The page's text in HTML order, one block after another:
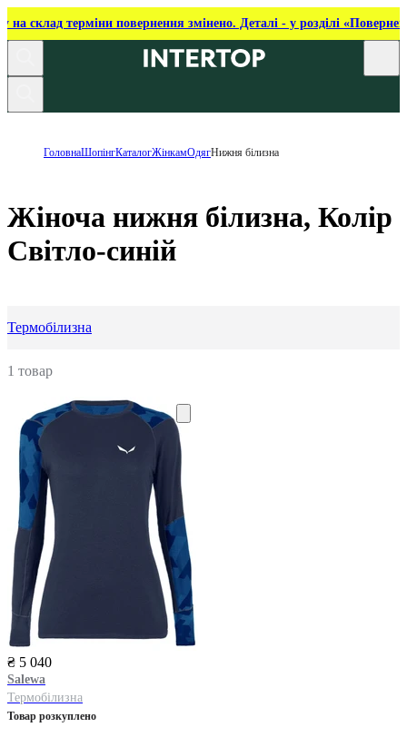
на склад терміни повернення змінено. Деталі - у розділі
ГоловнаШопінгКаталогЖінкамОдягНижня білизна
Жіноча нижня білизна, Колір
Світло-синій
Термобілизна
1 товар
₴ 5 040
Salewa
Термобілизна
Товар розкуплено